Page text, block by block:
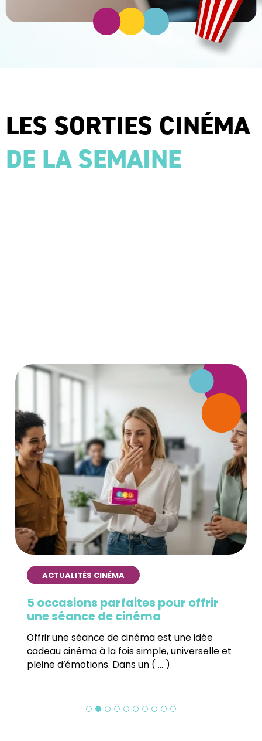
LES SORTIES CINÉMA
DE LA SEMAINE
ACTUALITÉS CINÉMA
Pourquoi le cinéma reste une
sortie incontournable à l’ère du
streaming ?
À l’ère du numérique et des plateformes à la
demande, la question du cinéma vs